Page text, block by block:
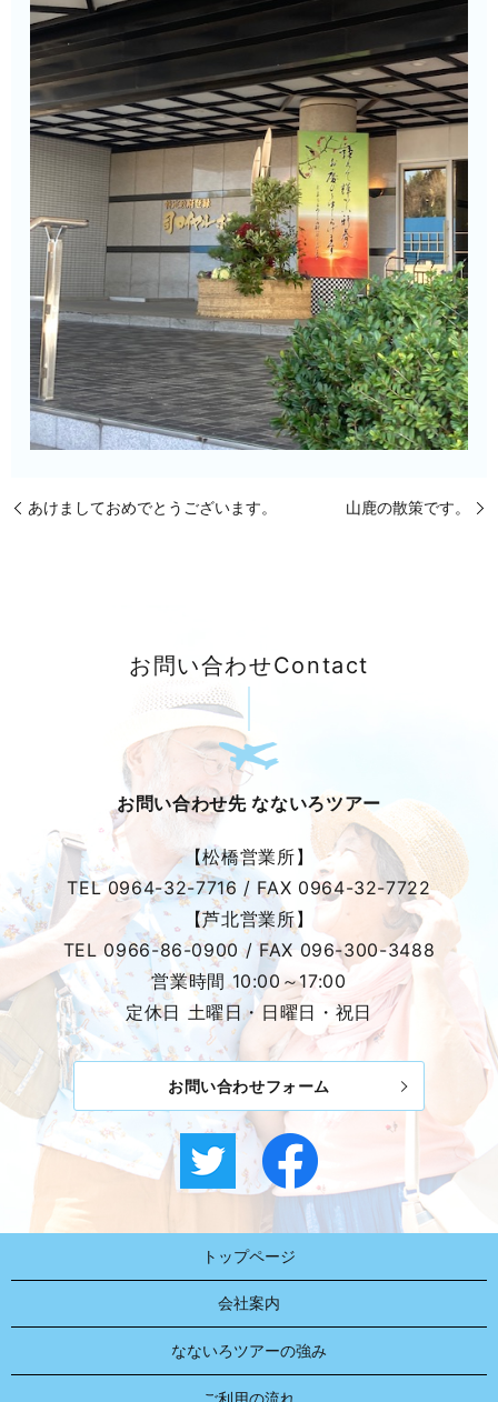
あけましておめでとうございます。 山鹿の散策です。
お問い合わせContact
お問い合わせ先 なないろツアー
【松橋営業所】
TEL0964-32-7716 / FAX 0964-32-7722
【芦北営業所】
TEL0966-86-0900 / FAX 096-300-3488
営業時間 10:00～17:00
定休日 土曜日・日曜日・祝日
お問い合わせフォーム
トップページ
会社案内
なないろツアーの強み
ご利用の流れ